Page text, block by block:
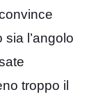
l’angolo
troppo il